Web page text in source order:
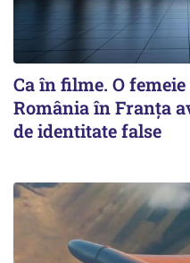
Ca în filme. O
România în Franţa
de identitate false